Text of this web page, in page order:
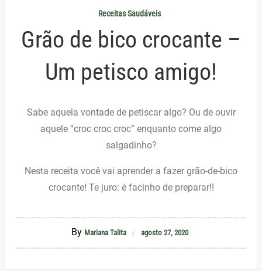
Receitas Saudáveis
Grão de bico crocante –
Um petisco amigo!
Sabe aquela vontade de petiscar algo? Ou de ouvir
aquele “croc croc croc” enquanto come algo
salgadinho?
Nesta receita você vai aprender a fazer grão-de-bico
crocante! Te juro: é facinho de preparar!!
By Mariana Talita agosto 27, 2020